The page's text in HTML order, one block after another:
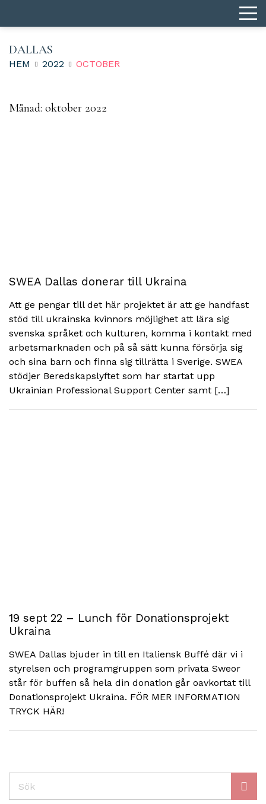
DALLAS
HEM 2022 OCTOBER
Månad: oktober 2022
SWEA Dallas donerar till Ukraina
Att ge pengar till det här projektet är att ge handfast
stöd till ukrainska kvinnors möjlighet att lära sig
svenska språket och kulturen, komma i kontakt med
arbetsmarknaden och på så sätt kunna försörja sig
och sina barn och finna sig tillrätta i Sverige. SWEA
stödjer Beredskapslyftet som har startat upp
Ukrainian Professional Support Center samt […]
19 sept 22 – Lunch för Donationsprojekt
Ukraina
SWEA Dallas bjuder in till en Italiensk Buffé där vi i
styrelsen och programgruppen som privata Sweor
står för buffen så hela din donation går oavkortat till
Donationsprojekt Ukraina. FÖR MER INFORMATION
TRYCK HÄR!